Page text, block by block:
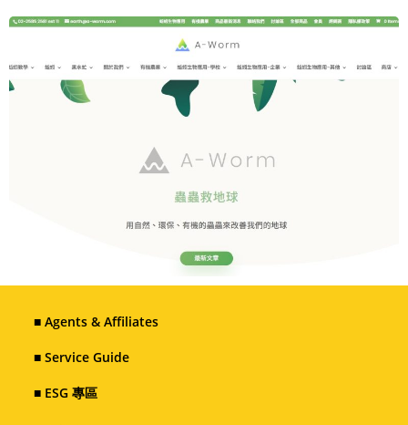
■ Agents & Affiliates
■ Service Guide
■ ESG 專區